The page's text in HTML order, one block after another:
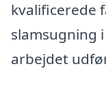
kvalificerede
slamsugning
arbejdet